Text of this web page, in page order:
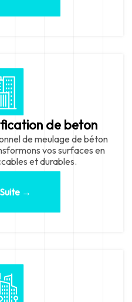
de beton
de meulage de béton
vos surfaces en
et durables.
→